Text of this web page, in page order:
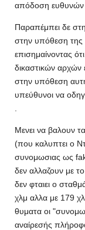
απόδοση ευθυνών
Παραπέμπει δε
στην υπόθεση της
επισημαίνοντας
δικαστικών αρχών
στην υπόθεση
υπεύθυνοι να
Μενει να βαλουν
(που καλυπτει ο
συνομωσιας ως
δεν αλλαζουν με
δεν φταιει ο
χλμ αλλα με 179
θυματα οι
αναίρεσής